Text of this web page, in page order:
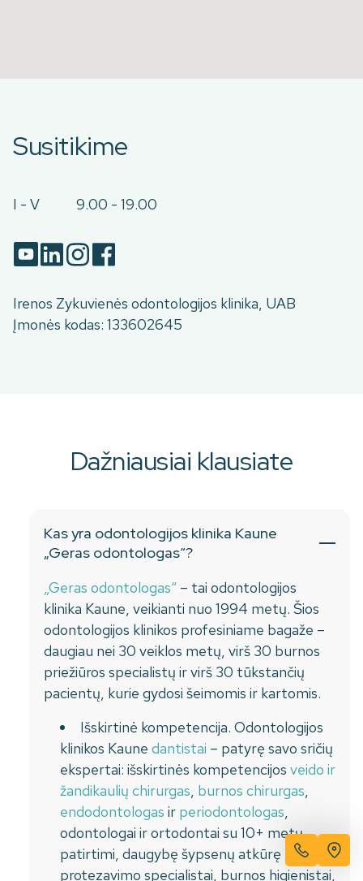
Susitikime
I - V 9.00 - 19.00
Irenos Zykuvienės odontologijos klinika, UAB
Įmonės kodas: 133602645
Dažniausiai klausiate
Kas yra odontologijos klinika Kaune
„Geras odontologas“?
„Geras odontologas“ – tai odontologijos
klinika Kaune, veikianti nuo 1994 metų. Šios
odontologijos klinikos profesiniame bagaže –
daugiau nei 30 veiklos metų, virš 30 burnos
priežiūros specialistų ir virš 30 tūkstančių
pacientų, kurie gydosi šeimomis ir kartomis.
Išskirtinė kompetencija. Odontologijos
klinikos Kaune dantistai – patyrę savo sričių
ekspertai: išskirtinės kompetencijos veido ir
žandikaulių chirurgas, burnos chirurgas,
endodontologas ir periodontologas,
odontologai ir ortodontai su 10+ metų
patirtimi, daugybę šypsenų atkūrę
protezavimo specialistai, burnos higienistai,